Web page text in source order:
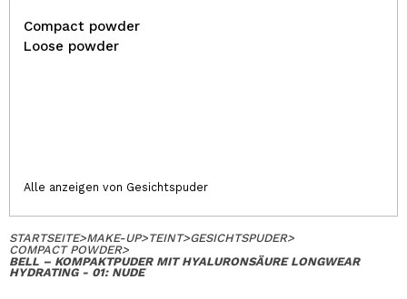
Compact powder
Loose powder
Alle anzeigen von Gesichtspuder
STARTSEITE>MAKE-UP>TEINT>GESICHTSPUDER>
COMPACT POWDER>
BELL – KOMPAKTPUDER MIT HYALURONSÄURE LONGWEAR
HYDRATING - 01: NUDE